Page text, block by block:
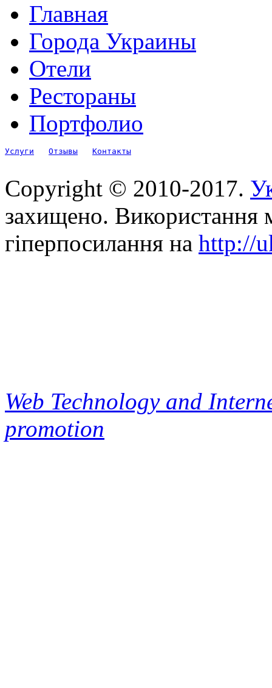
Главная
Города Украины
Отели
Рестораны
Портфолио
Услуги Отзывы Контакты
Copyright © 2010-2017.
захищено. Використання
гіперпосилання на http://
Web Technology and
promotion